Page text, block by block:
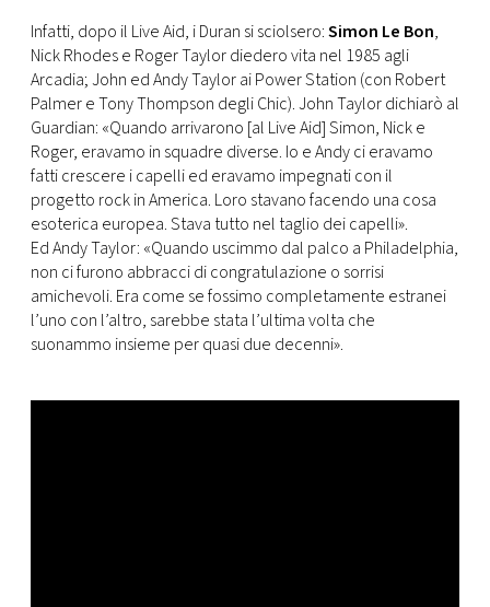
Infatti, dopo il Live Aid, i Duran si sciolsero:Simon Le Bon,
Nick Rhodes e Roger Taylor diedero vita nel 1985 agli
Arcadia; John ed Andy Taylor ai Power Station (con Robert
Palmer e Tony Thompson degli Chic). John Taylor dichiarò al
Guardian: «Quando arrivarono [al Live Aid] Simon, Nick e
Roger, eravamo in squadre diverse. Io e Andy ci eravamo
fatti crescere i capelli ed eravamo impegnati con il
progetto rock in America. Loro stavano facendo una cosa
esoterica europea. Stava tutto nel taglio dei capelli».
Ed Andy Taylor: «Quando uscimmo dal palco a Philadelphia,
non ci furono abbracci di congratulazione o sorrisi
amichevoli. Era come se fossimo completamente estranei
l’uno con l’altro, sarebbe stata l’ultima volta che
suonammo insieme per quasi due decenni».